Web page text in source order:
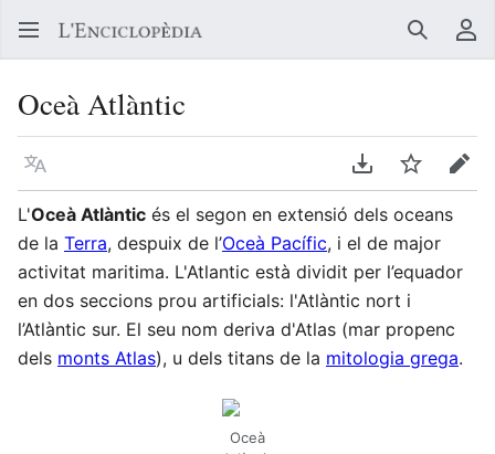
Buscar
Oceà Atlàntic
Llegir en un atre idioma Descarregar en
Vigilar
L'Oceà Atlàntic és el segon en extensió dels oceans
de la Terra, despuix de l’Oceà Pacífic, i el de major
activitat maritima. L'Atlantic està dividit per l’equador
en dos seccions prou artificials: l'Atlàntic nort i
l’Atlàntic sur. El seu nom deriva d'Atlas (mar propenc
dels monts Atlas), u dels titans de la mitologia grega.
Oceà